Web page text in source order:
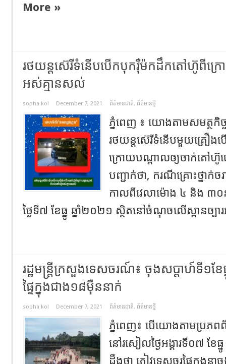
More »
រថយន្តស៊េរីទំនើបបើកបុករ៉ឺម៉កដឹកតៅហ៊ូពីក្
អស់គ្មានសល់
sopha kol December 7, 2021 ព័ត៌មានជាតិ, ព័ត៌មានថ្មី
ភ្នំពេញ ៖ យោងតាមសមត្ថកិ
រថយន្តស៊េរីទំនើបមួយគ្រឿ
ក្រោយបណ្តាលឲ្យចាក់តៅហ៊ូ
បញ្ជាក់ថា, ករណីគ្រោះថ្នាក់
កាលពីវេលាម៉ោង ៤ និង ៣
ថ្ងៃទី៧ ខែធ្នូ ឆ្នាំ២០២១ ស្ថិតនៅចំណុចលើស្ពានច្ប
រដ្ឋមន្ត្រី​ក្រសួង​ទេសចរណ៍​៖ ចុងសប្ដាហ៍ទី១ខែ
ផ្ទៃក្នុងជាង១៨ម៉ឺននាក់
sopha kol December 7, 2021 ព័ត៌មានជាតិ, ព័ត៌មានថ្មី
ភ្នំពេញ៖ បេី​យោង​តាមប្រភ
នៅរសៀល​ថ្ងៃ​អង្គារ​ទី​០៧​ ខែធ្
ដឹងថា​ ភ្ញៀវទេសចរផ្ទៃក្នុងន